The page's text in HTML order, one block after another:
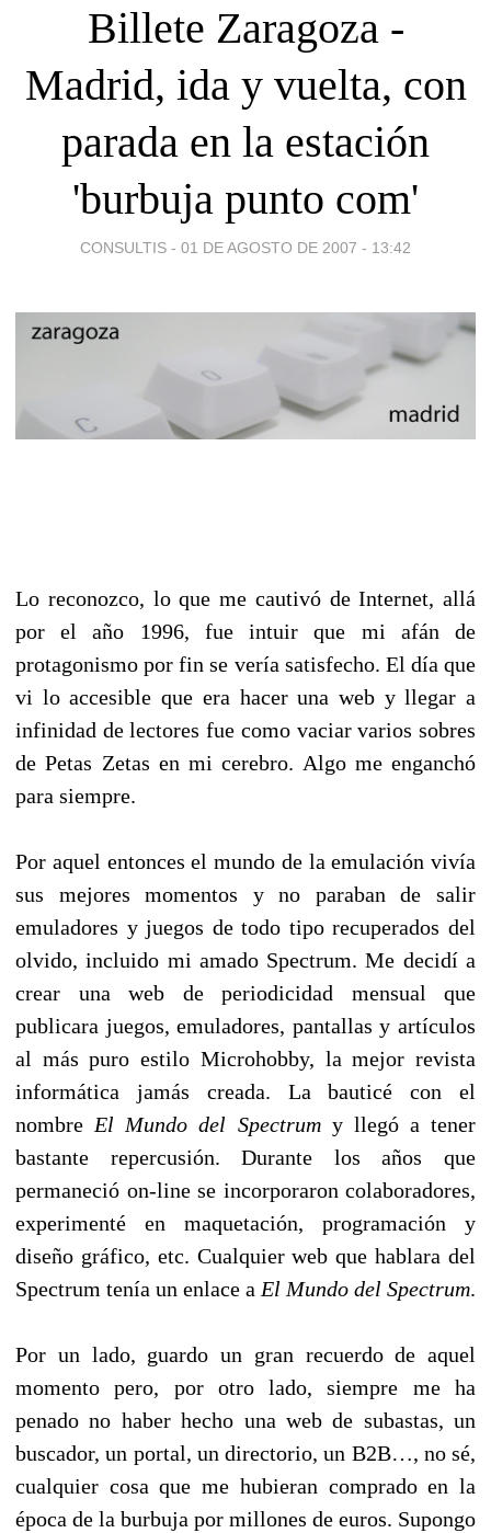
Billete Zaragoza -
Madrid, ida y vuelta, con
parada en la estación
'burbuja punto com'
CONSULTIS - 01 DE AGOSTO DE 2007 - 13:42
Lo reconozco, lo que me cautivó de Internet, allá
por el año 1996, fue intuir que mi afán de
protagonismo por fin se vería satisfecho. El día que
vi lo accesible que era hacer una web y llegar a
infinidad de lectores fue como vaciar varios sobres
de Petas Zetas en mi cerebro. Algo me enganchó
para siempre.
Por aquel entonces el mundo de la emulación vivía
sus mejores momentos y no paraban de salir
emuladores y juegos de todo tipo recuperados del
olvido, incluido mi amado Spectrum. Me decidí a
crear una web de periodicidad mensual que
publicara juegos, emuladores, pantallas y artículos
al más puro estilo Microhobby, la mejor revista
informática jamás creada. La bauticé con el
nombre El Mundo del Spectrumy llegó a tener
bastante repercusión. Durante los años que
permaneció on-line se incorporaron colaboradores,
experimenté en maquetación, programación y
diseño gráfico, etc. Cualquier web que hablara del
Spectrum tenía un enlace a El Mundo del Spectrum.
Por un lado, guardo un gran recuerdo de aquel
momento pero, por otro lado, siempre me ha
penado no haber hecho una web de subastas, un
buscador, un portal, un directorio, un B2B…, no sé,
cualquier cosa que me hubieran comprado en la
época de la burbuja por millones de euros. Supongo